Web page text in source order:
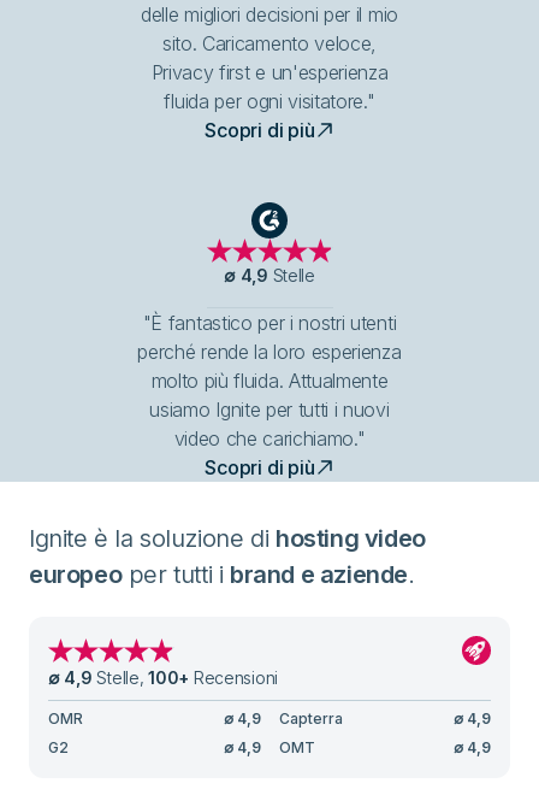
delle migliori decisioni per il mio
sito. Caricamento veloce,
Privacy first e un'esperienza
fluida per ogni visitatore."
Scopri di più
G2
∅ 4,9 Stelle
"È fantastico per i nostri utenti
perché rende la loro esperienza
molto più fluida. Attualmente
usiamo Ignite per tutti i nuovi
video che carichiamo."
Scopri di più
Ignite è la soluzione di hosting video
europeoper tutti i brand e aziende.
∅ 4,9 Stelle,100+ Recensioni
OMR ∅ 4,9 Capterra ∅ 4,9
G2
∅ 4,9 OMT ∅ 4,9